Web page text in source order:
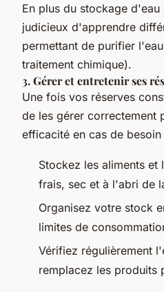
En plus du stockage
judicieux d'apprendre
permettant de purifier
traitement chimique).
3. Gérer et entretenir ses
Une fois vos réserves
de les gérer correctement
efficacité en cas de besoin
Stockez les aliments et
frais, sec et à l'abri de
Organisez votre stock
limites de
Vérifiez régulièrement
remplacez les produits